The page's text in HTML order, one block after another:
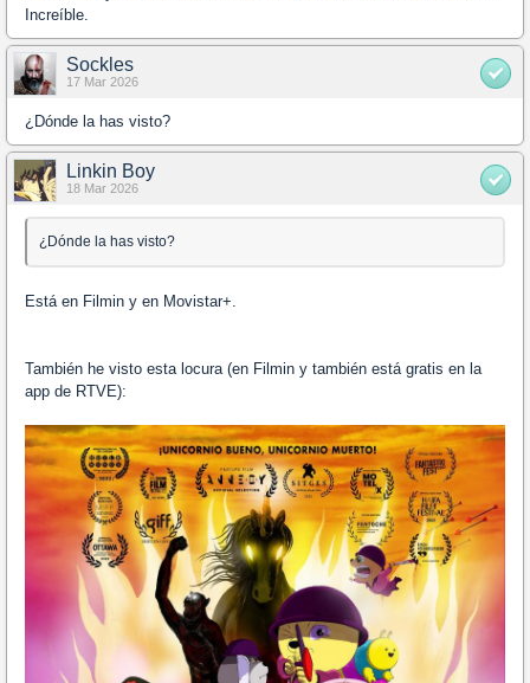
Increíble.
Sockles
17 Mar 2026
¿Dónde la has visto?
Linkin Boy
18 Mar 2026
¿Dónde la has visto?
Está en Filmin y en Movistar+.
También he visto esta locura (en Filmin y también está gratis en la
app de RTVE):